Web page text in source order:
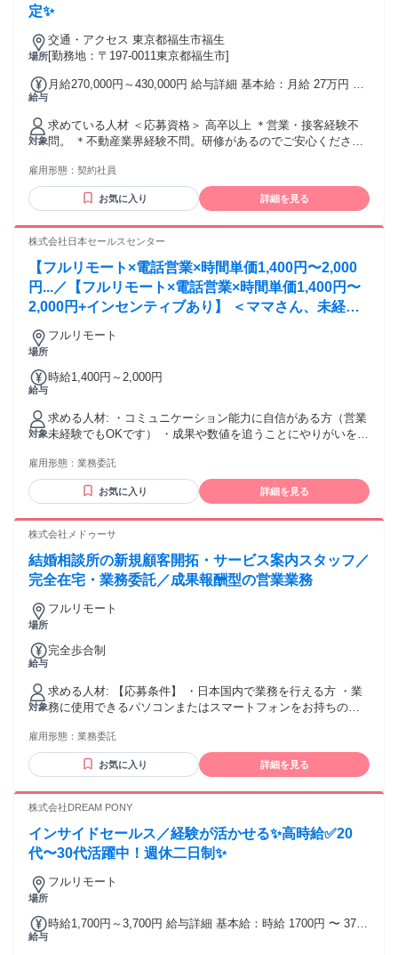
定✨
場所
交通・アクセス 東京都福生市福生
[勤務地：〒197-0011東京都福生市]
給与
月給270,000円～430,000円 給与詳細 基本給：月給 27万円 〜
れる通勤・皆勤・家族手当金額：なし 全員に一律で支払われ
るその他手当金額：なし
対象
求めている人材 ＜応募資格＞ 高卒以上 ＊営業・接客経験不
問。 ＊不動産業界経験不問。研修があるのでご安心くださ
＜こんな方も活躍中！＞ ●ブランクがある方 (例:子育てや介護
などで、しばらく働いていなかった方) ●フリーターでの接客
シェルジュ/銀行パート/事務/ウェディングプランナー
雇用形態： 契約社員
お気に入り 詳細を見る
株式会社日本セールスセンター
【フルリモート×電話営業×時間単価1,400円〜2,000
円...／【フルリモート×電話営業×時間単価1,400円〜
2,000円+インセンティブあり】 ＜ママさん、未経験
活躍中＞ 完全在宅の電話営業で家庭と仕事の両立を
実現
場所
フルリモート
給与
時給1,400円～2,000円
対象
求める人材: ・コミュニケーション能力に自信がある方（営業
未経験でもOKです） ・成果や数値を追うことにやりがいを感
める方 ・安定したネット環境をお持ちの方 ・
PC（Windows10以上／MacOS11以上）をお持ちの方 ・ヘッ
ドセットをご用意いただける方 ・人と話すことに抵抗がない
雇用形態： 業務委託
お気に入り 詳細を見る
株式会社メドゥーサ
結婚相談所の新規顧客開拓・サービス案内スタッフ／
完全在宅・業務委託／成果報酬型の営業業務
場所
フルリモート
給与
完全歩合制
対象
求める人材: 【応募条件】 ・日本国内で業務を行える方 ・業
務に使用できるパソコンまたはスマートフォンをお持ちの方
を適切に管理できる方 ・法令および会社の案内ルールを守っ
て業務を行える方 ・対応履歴や結果を正確に入力・報告でき
経験の有無にかかわらず、応募条件と成果報酬の仕組みを十
方】 ・自分で業務時間を組み立てたい方 ・人の話を丁寧に聞
ける方 ・相手に合わせて分かりやすく説明できる方 ・決めら
がら業務を進められる方 ・対応結果を正確に記録・報告でき
雇用形態： 業務委託
お気に入り 詳細を見る
株式会社DREAM PONY
インサイドセールス／経験が活かせる✨高時給✅20
代〜30代活躍中！週休二日制✨
場所
フルリモート
給与
時給1,700円～3,700円 給与詳細 基本給：時給 1700円 〜 3700